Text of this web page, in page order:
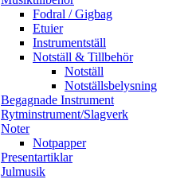
Fodral / Gigbag
Etuier
Instrumentställ
Notställ & Tillbehör
Notställ
Notställsbelysning
Begagnade Instrument
Rytminstrument/Slagverk
Noter
Notpapper
Presentartiklar
Julmusik